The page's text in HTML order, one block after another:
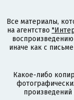
Все материалы,
на агентство
иначе как с
Какое-либо
произведений